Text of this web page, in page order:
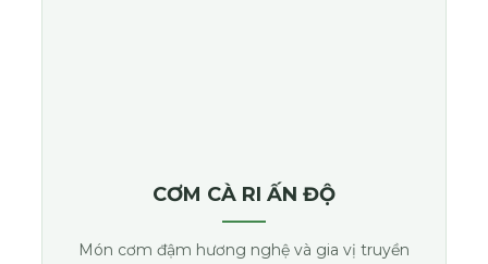
CƠM CÀ RI ẤN ĐỘ
Món cơm đậm hương nghệ và gia vị truyền